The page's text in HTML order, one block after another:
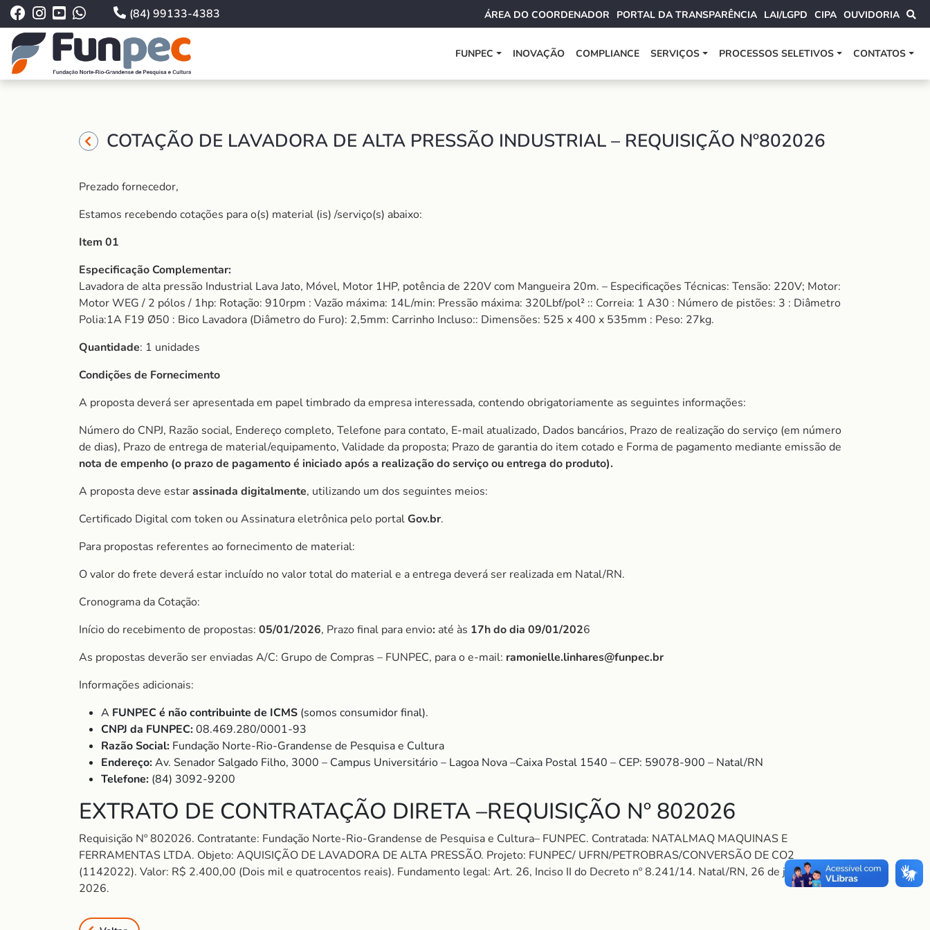
(84) 99133-4383 ÁREA DO COORDENADOR PORTAL DA TRANSPARÊNCIA LAI/LGPD CIPA OUVIDORIA
FUNPEC INOVAÇÃO COMPLIANCE SERVIÇOS PROCESSOS SELETIVOS CONTATOS
COTAÇÃO DE LAVADORA DE ALTA PRESSÃO INDUSTRIAL – REQUISIÇÃO Nº802026
Prezado fornecedor,
Estamos recebendo cotações para o(s) material (is) /serviço(s) abaixo:
Item 01
Especificação Complementar:
Lavadora de alta pressão Industrial Lava Jato, Móvel, Motor 1HP, potência de 220V com Mangueira 20m. – Especificações Técnicas: Tensão: 220V; Motor:
Motor WEG / 2 pólos / 1hp: Rotação: 910rpm : Vazão máxima: 14L/min: Pressão máxima: 320Lbf/pol² :: Correia: 1 A30 : Número de pistões: 3 : Diâmetro
Polia:1A F19 Ø50 : Bico Lavadora (Diâmetro do Furo): 2,5mm: Carrinho Incluso:: Dimensões: 525 x 400 x 535mm : Peso: 27kg.
Quantidade: 1 unidades
Condições de Fornecimento
A proposta deverá ser apresentada em papel timbrado da empresa interessada, contendo obrigatoriamente as seguintes informações:
Número do CNPJ, Razão social, Endereço completo, Telefone para contato, E-mail atualizado, Dados bancários, Prazo de realização do serviço (em número
de dias), Prazo de entrega de material/equipamento, Validade da proposta; Prazo de garantia do item cotado e Forma de pagamento mediante emissão de
nota de empenho (o prazo de pagamento é iniciado após a realização do serviço ou entrega do produto).
A proposta deve estarassinada digitalmente, utilizando um dos seguintes meios:
Certificado Digital com token ou Assinatura eletrônica pelo portalGov.br.
Para propostas referentes ao fornecimento de material:
O valor do frete deverá estar incluído no valor total do material e a entrega deverá ser realizada em Natal/RN.
Cronograma da Cotação:
Início do recebimento de propostas: 05/01/2026, Prazo final para envio: até às 17h do dia 09/01/2026
As propostas deverão ser enviadas A/C: Grupo de Compras – FUNPEC, para o e-mail: ramonielle.linhares@funpec.br
Informações adicionais:
A FUNPEC é não contribuinte de ICMS (somos consumidor final).
CNPJ da FUNPEC:08.469.280/0001-93
Razão Social: Fundação Norte-Rio-Grandense de Pesquisa e Cultura
Endereço:Av. Senador Salgado Filho, 3000 – Campus Universitário – Lagoa Nova –Caixa Postal 1540 – CEP: 59078-900 – Natal/RN
Telefone: (84) 3092-9200
EXTRATO DE CONTRATAÇÃO DIRETA –REQUISIÇÃO Nº 802026
Requisição Nº 802026. Contratante: Fundação Norte-Rio-Grandense de Pesquisa e Cultura– FUNPEC. Contratada: NATALMAQ MAQUINAS E
FERRAMENTAS LTDA. Objeto: AQUISIÇÃO DE LAVADORA DE ALTA PRESSÃO. Projeto: FUNPEC/ UFRN/PETROBRAS/CONVERSÃO DE CO2
(1142022). Valor: R$ 2.400,00 (Dois mil e quatrocentos reais). Fundamento legal: Art. 26, Inciso II do Decreto nº 8.241/14. Natal/RN, 26 de janeiro de
2026.